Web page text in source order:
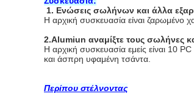
1. Ενώσεις σωλήνων και άλλα
Η αρχική συσκευασία είναι ζαρωμένο
2.Alumiun αναμίξτε τους σωλήνες
Η αρχική συσκευασία εμείς είναι 10
και άσπρη υφαμένη τσάντα.
Περίπου στέλνοντας